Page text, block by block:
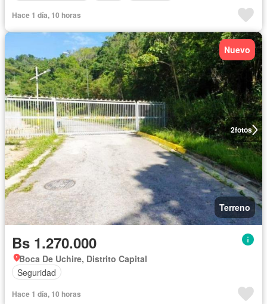
Hace 1 día, 10 horas
2fotos
Nuevo
Terreno
Bs 1.270.000
Boca De Uchire, Distrito Capital
Seguridad
Hace 1 día, 10 horas